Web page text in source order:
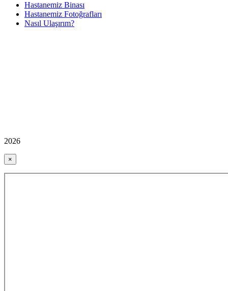
Hastanemiz Binası
Hastanemiz Fotoğrafları
Nasıl Ulaşırım?
2026
×